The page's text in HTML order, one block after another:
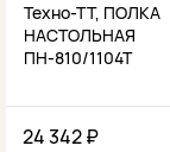
Техно-ТТ, ПОЛКА
НАСТОЛЬНАЯ
ПН-810/1104Т
24 342 ₽